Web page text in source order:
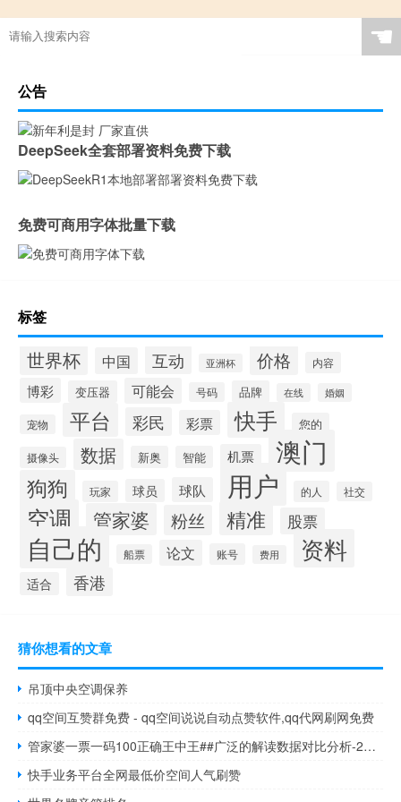
☚
公告
DeepSeek全套部署资料免费下载
免费可商用字体批量下载
标签
世界杯 中国 互动 亚洲杯 价格 内容
博彩 变压器 可能会 号码 品牌 在线 婚姻
宠物 平台 彩民 彩票 快手 您的
摄像头 数据 新奥 智能 机票 澳门
狗狗 玩家 球员 球队 用户 的人 社交
空调 管家婆 粉丝 精准 股票
自己的 船票 论文 账号 费用 资料
适合 香港
猜你想看的文章
吊顶中央空调保养
qq空间互赞群免费 - qq空间说说自动点赞软件,qq代网刷网免费
管家婆一票一码100正确王中王##广泛的解读数据对比分析-2599.3D.A517
快手业务平台全网最低价空间人气刷赞